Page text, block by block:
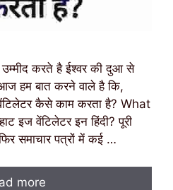
करते है ईश्वर की दुआ से
हम बात करने वाले है कि,
कैसे काम करता है? What
इज वेंटिलेटर इन हिंदी? पूरी
समाचार पत्रों में कई …
more